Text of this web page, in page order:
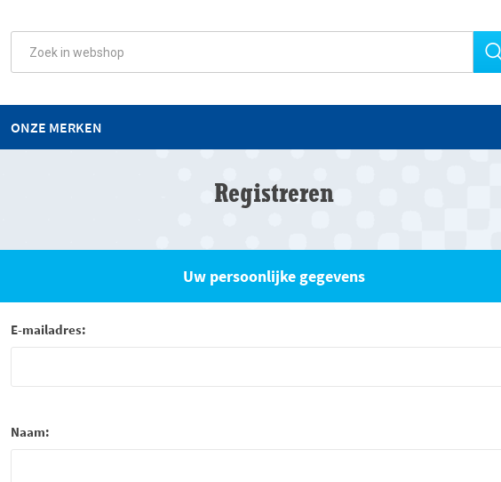
ONZE MERKEN
Registreren
Uw persoonlijke gegevens
E-mailadres:
Naam: